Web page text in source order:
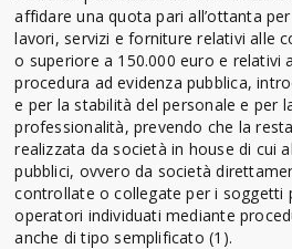
affidare una quota pari all’ottanta
lavori, servizi e forniture relativi alle
o superiore a 150.000 euro e relativi
procedura ad evidenza pubblica,
e per la stabilità del personale e per
professionalità, prevendo che la
realizzata da società in house di cui
pubblici, ovvero da società
controllate o collegate per i soggetti
operatori individuati mediante
anche di tipo semplificato (1).